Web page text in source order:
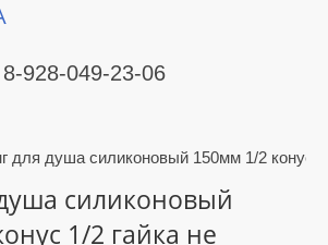
8-928-049-23-06
для душа силиконовый 150мм 1/2 конус
силиконовый
1/2 гайка не